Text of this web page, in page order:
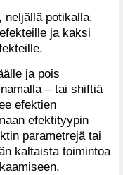
neljällä potikalla.
ja kaksi
ja pois
– tai shiftiä
efektien
efektityypin
parametrejä tai
kaltaista toimintoa